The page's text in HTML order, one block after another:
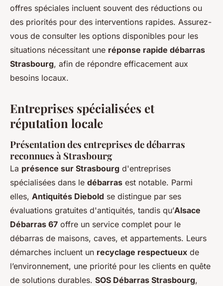
offres spéciales incluent souvent des réductions ou
des priorités pour des interventions rapides. Assurez-
vous de consulter les options disponibles pour les
situations nécessitant une réponse rapide débarras
Strasbourg, afin de répondre efficacement aux
besoins locaux.
Entreprises spécialisées et
réputation locale
Présentation des entreprises de débarras
reconnues à Strasbourg
La présence sur Strasbourg d'entreprises
spécialisées dans le débarras est notable. Parmi
elles, Antiquités Diebold se distingue par ses
évaluations gratuites d'antiquités, tandis qu’Alsace
Débarras 67 offre un service complet pour le
débarras de maisons, caves, et appartements. Leurs
démarches incluent un recyclage respectueux de
l’environnement, une priorité pour les clients en quête
de solutions durables. SOS Débarras Strasbourg,